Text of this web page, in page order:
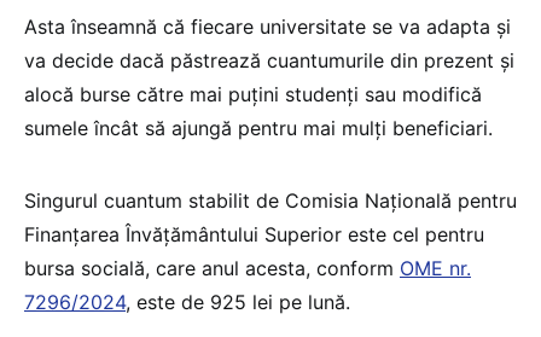
Asta înseamnă că fiecare universitate se va adapta și
va decide dacă păstrează cuantumurile din prezent și
alocă burse către mai puțini studenți sau modifică
sumele încât să ajungă pentru mai mulți beneficiari.
Singurul cuantum stabilit de Comisia Națională pentru
Finanțarea Învățământului Superior este cel pentru
bursa socială, care anul acesta, conform OME nr.
7296/2024, este de 925 lei pe lună.